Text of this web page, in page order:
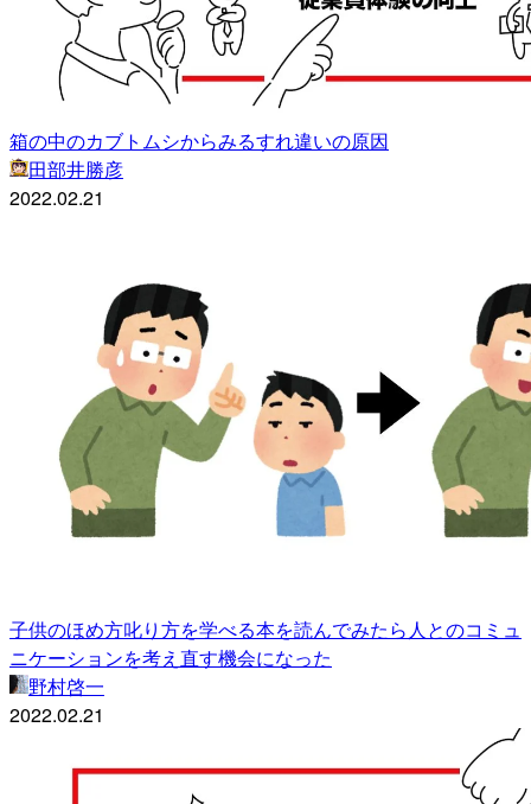
箱の中のカブトムシからみるすれ違いの原因
田部井勝彦
2022.02.21
子供のほめ方叱り方を学べる本を読んでみたら人とのコミュ
ニケーションを考え直す機会になった
野村啓一
2022.02.21